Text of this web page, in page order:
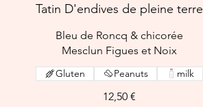
Tatin D'endives de pleine terre
Bleu de Roncq & chicorée
12,50 €
Gluten Peanuts milk